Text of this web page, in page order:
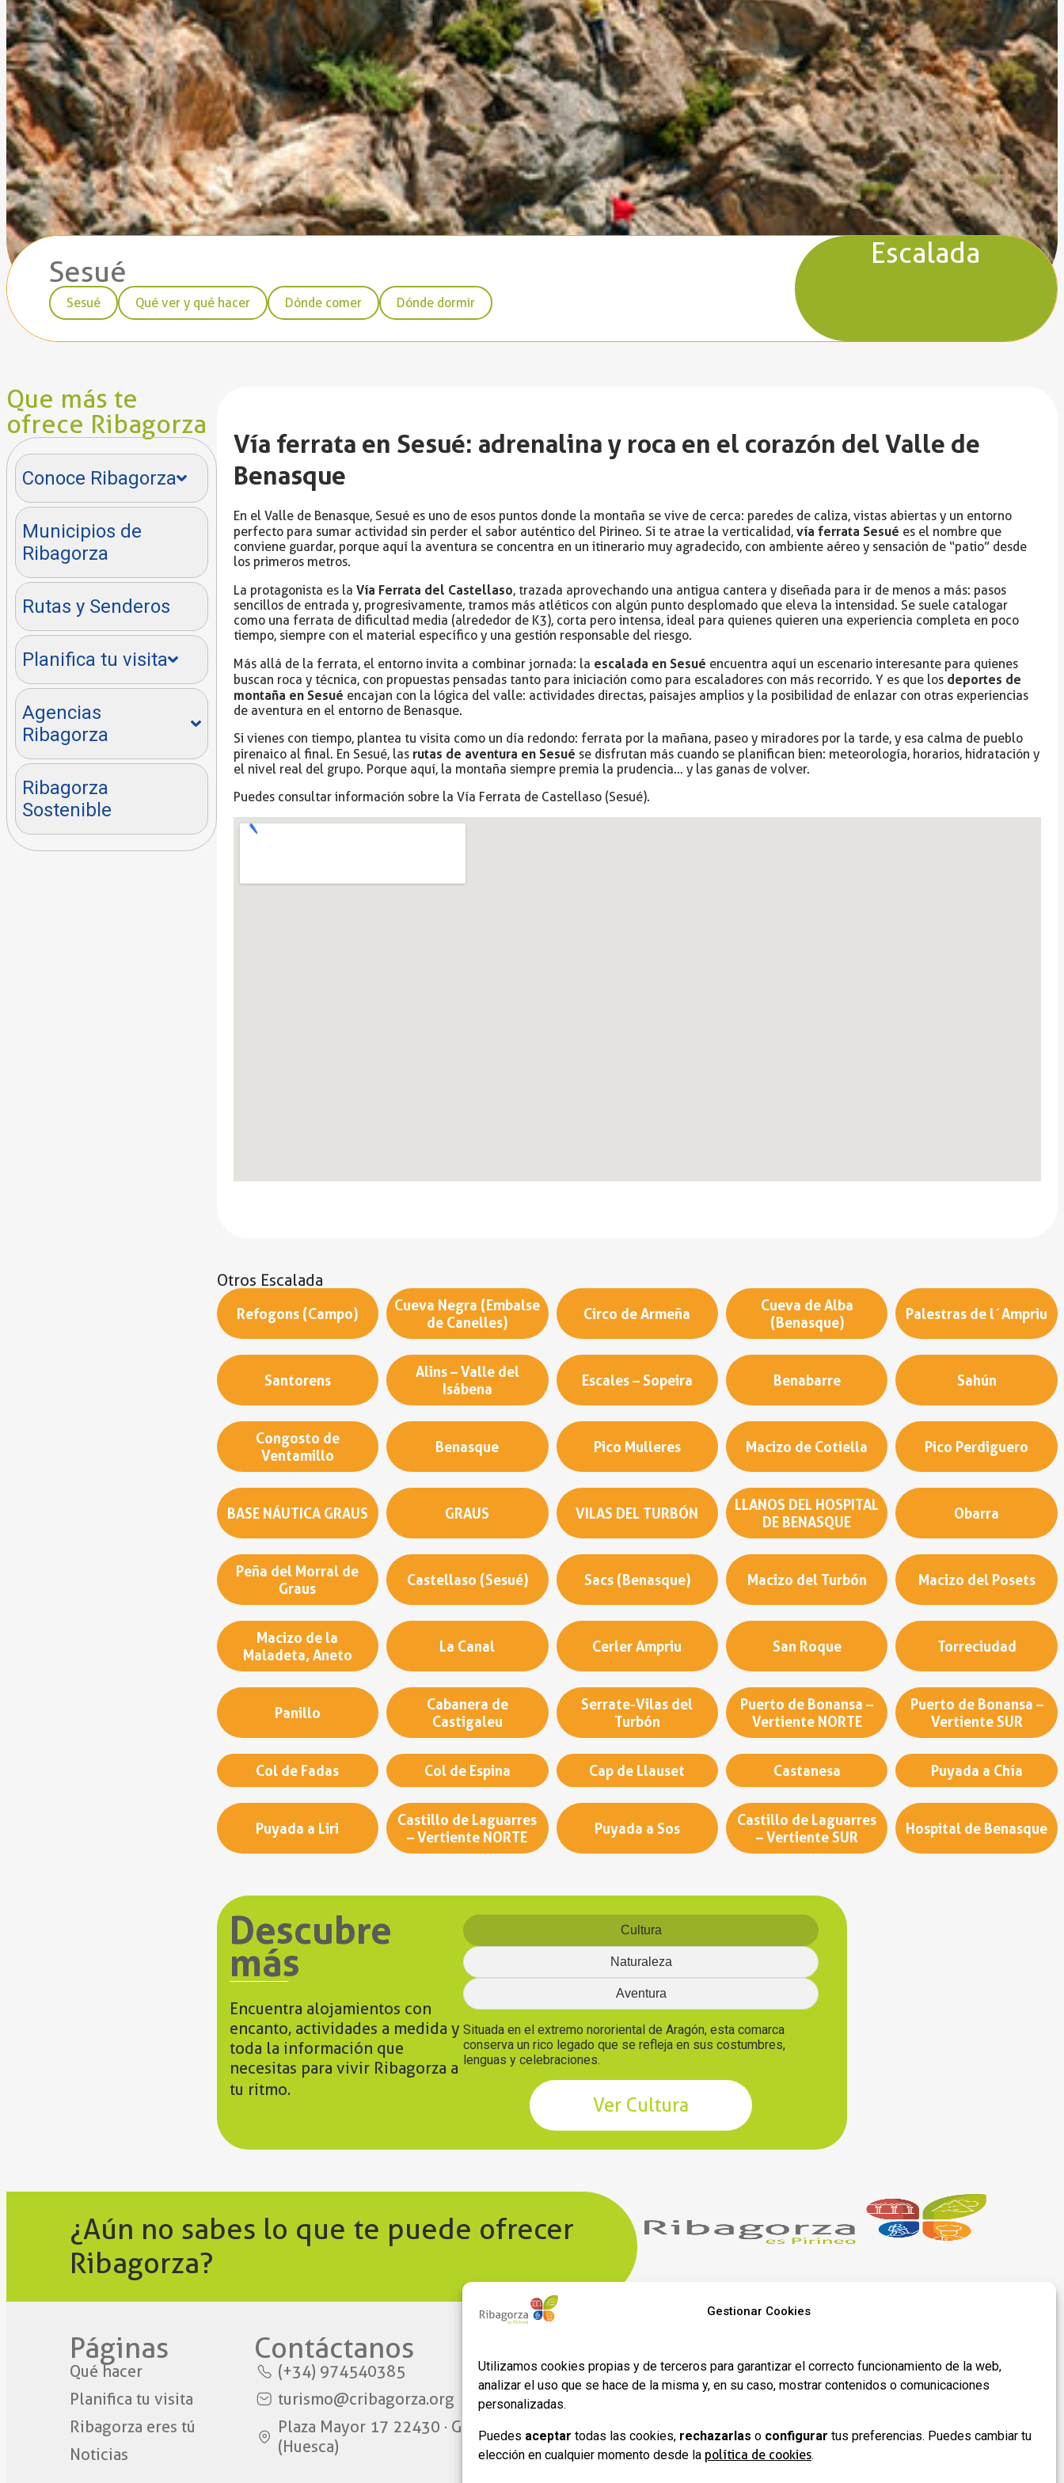
Gestionar Cookies
Utilizamos cookies propias y de terceros para garantizar el correcto funcionamiento de la web,
analizar el uso que se hace de la misma y, en su caso, mostrar contenidos o comunicaciones
personalizadas.
Puedes aceptar todas las cookies, rechazarlas o configurar tus preferencias. Puedes cambiar tu
elección en cualquier momento desde la política de cookies.
Sesué
Sesué Qué ver y qué hacer Dónde comer Dónde dormir
Escalada
Que más te
ofrece Ribagorza
Conoce Ribagorza
Municipios de
Ribagorza
Rutas y Senderos
Planifica tu visita
Agencias
Ribagorza
Ribagorza
Sostenible
Vía ferrata en Sesué: adrenalina y roca en el corazón del Valle de
Benasque
En el Valle de Benasque, Sesué es uno de esos puntos donde la montaña se vive de cerca: paredes de caliza, vistas abiertas y un entorno
perfecto para sumar actividad sin perder el sabor auténtico del Pirineo. Si te atrae la verticalidad, vía ferrata Sesué es el nombre que
conviene guardar, porque aquí la aventura se concentra en un itinerario muy agradecido, con ambiente aéreo y sensación de “patio” desde
los primeros metros.
La protagonista es la Vía Ferrata del Castellaso, trazada aprovechando una antigua cantera y diseñada para ir de menos a más: pasos
sencillos de entrada y, progresivamente, tramos más atléticos con algún punto desplomado que eleva la intensidad. Se suele catalogar
como una ferrata de dificultad media (alrededor de K3), corta pero intensa, ideal para quienes quieren una experiencia completa en poco
tiempo, siempre con el material específico y una gestión responsable del riesgo.
Más allá de la ferrata, el entorno invita a combinar jornada: la escalada en Sesué encuentra aquí un escenario interesante para quienes
buscan roca y técnica, con propuestas pensadas tanto para iniciación como para escaladores con más recorrido. Y es que los deportes de
montaña en Sesué encajan con la lógica del valle: actividades directas, paisajes amplios y la posibilidad de enlazar con otras experiencias
de aventura en el entorno de Benasque.
Si vienes con tiempo, plantea tu visita como un día redondo: ferrata por la mañana, paseo y miradores por la tarde, y esa calma de pueblo
pirenaico al final. En Sesué, las rutas de aventura en Sesué se disfrutan más cuando se planifican bien: meteorología, horarios, hidratación y
el nivel real del grupo. Porque aquí, la montaña siempre premia la prudencia… y las ganas de volver.
Puedes consultar información sobre la Vía Ferrata de Castellaso (Sesué).
Otros Escalada
Refogons (Campo)
Cueva Negra (Embalse
de Canelles)
Circo de Armeña
Cueva de Alba
(Benasque)
Palestras de l´Ampriu
Santorens
Alins – Valle del
Isábena
Escales – Sopeira Benabarre Sahún
Congosto de
Ventamillo
Benasque Pico Mulleres Macizo de Cotiella Pico Perdiguero
BASE NÁUTICA GRAUS GRAUS VILAS DEL TURBÓN
LLANOS DEL HOSPITAL
DE BENASQUE
Obarra
Peña del Morral de
Graus
Castellaso (Sesué) Sacs (Benasque) Macizo del Turbón Macizo del Posets
Macizo de la
Maladeta, Aneto
La Canal Cerler Ampriu San Roque Torreciudad
Panillo
Cabanera de
Castigaleu
Serrate-Vilas del
Turbón
Puerto de Bonansa –
Vertiente NORTE
Puerto de Bonansa –
Vertiente SUR
Col de Fadas Col de Espina Cap de Llauset Castanesa Puyada a Chía
Puyada a Liri
Castillo de Laguarres
– Vertiente NORTE
Puyada a Sos
Castillo de Laguarres
– Vertiente SUR
Hospital de Benasque
Descubre
más
Encuentra alojamientos con
encanto, actividades a medida y
toda la información que
necesitas para vivir Ribagorza a
tu ritmo.
Cultura
Naturaleza
Aventura
Situada en el extremo nororiental de Aragón, esta comarca
conserva un rico legado que se refleja en sus costumbres,
lenguas y celebraciones.
Ver Cultura
¿Aún no sabes lo que te puede ofrecer
Ribagorza?
Páginas
Qué hacer
Planifica tu visita
Ribagorza eres tú
Noticias
Contáctanos​
(+34) 974540385
turismo@cribagorza.org
Plaza Mayor 17 22430 · Graus
(Huesca)
Aviso legal
Política de privacidad
Política de Cookies
Formulario de adhesión de
redes​